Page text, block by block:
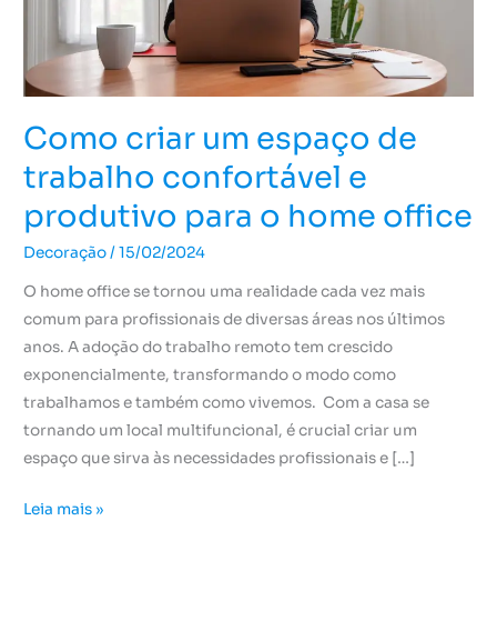
Como criar um espaço de
trabalho confortável e
produtivo para o home office
Decoração/15/02/2024
O home office se tornou uma realidade cada vez mais
comum para profissionais de diversas áreas nos últimos
anos. A adoção do trabalho remoto tem crescido
exponencialmente, transformando o modo como
trabalhamos e também como vivemos. Com a casa se
tornando um local multifuncional, é crucial criar um
espaço que sirva às necessidades profissionais e […]
produtivo
para
o
office
Leia mais »